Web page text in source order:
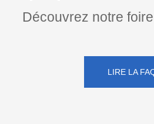
Découvrez notre
LIRE LA